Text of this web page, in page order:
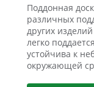
Поддонная
различных
других
легко
устойчива к
окружающей